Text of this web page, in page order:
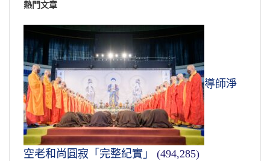
熱門文章
導師淨
空老和尚圓寂「完整紀實」 (494,285)